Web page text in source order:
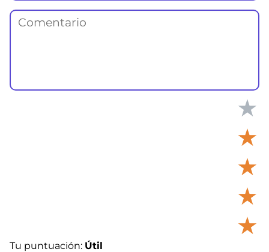
★
★
★
★
★
Tu puntuación: Útil